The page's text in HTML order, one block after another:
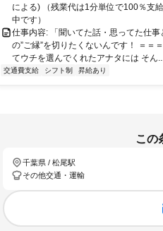
による) （残業代は1分単位で100％支
中です）
仕事内容: 「聞いてた話・思ってた仕
の”ご縁”を切りたくないんです！ ＝＝
てウチを選んでくれたアナタには そん
交通費支給 シフト制 昇給あり
この
千葉県 / 松尾駅
その他交通・運輸